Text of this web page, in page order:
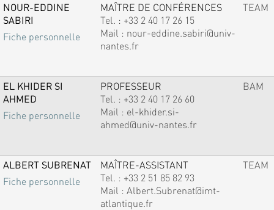
NOUR-EDDINE
SABIRI
Fiche personnelle
MAÎTRE DE CONFÉRENCES
Tel. : +33 2 40 17 26 15
Mail : nour-eddine.sabiri@univ-
nantes.fr
TEAM
EL KHIDER SI
AHMED
Fiche personnelle
PROFESSEUR
Tel. : +33 2 40 17 26 60
Mail : el-khider.si-
ahmed@univ-nantes.fr
BAM
ALBERT SUBRENAT
Fiche personnelle
MAÎTRE-ASSISTANT
Tel. : +33 2 51 85 82 93
Mail : Albert.Subrenat@imt-
atlantique.fr
TEAM